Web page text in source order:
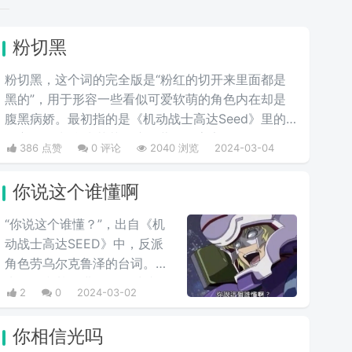
粉切黑
粉切黑，这个词的完全版是“粉红的切开来里面都是
黑的”，用于形容一些看似可爱软萌的角色内在却是
腹黑病娇。最初指的是《机动战士高达Seed》里的
PLANT星球前议长希格尔之女有着可爱的外表和成
至其他许多动漫作品中，许多有着粉色头发的美少女
在可爱的外表下都隐藏着腹黑的本质。
386 点赞 0 评论 2040 浏览 2024-03-04
你说这个谁懂啊
“你说这个谁懂？”，出自《机
动战士高达SEED》中，反派
角色劳乌尔克鲁泽的台词。在
出这句台词，非常具有新鲜
2 0 2024-03-02
你相信光吗